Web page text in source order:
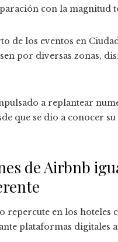
con la magnitud
de los eventos en
por diversas zonas,
a replantear
que se dio a conocer
de Airbnb
repercute en los hoteles
plataformas digitales